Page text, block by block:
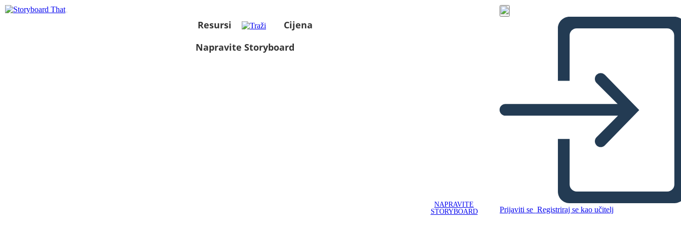
Resursi
Cijena
Napravite Storyboard
NAPRAVITE
STORYBOARD
Prijaviti se Registriraj se kao učitelj